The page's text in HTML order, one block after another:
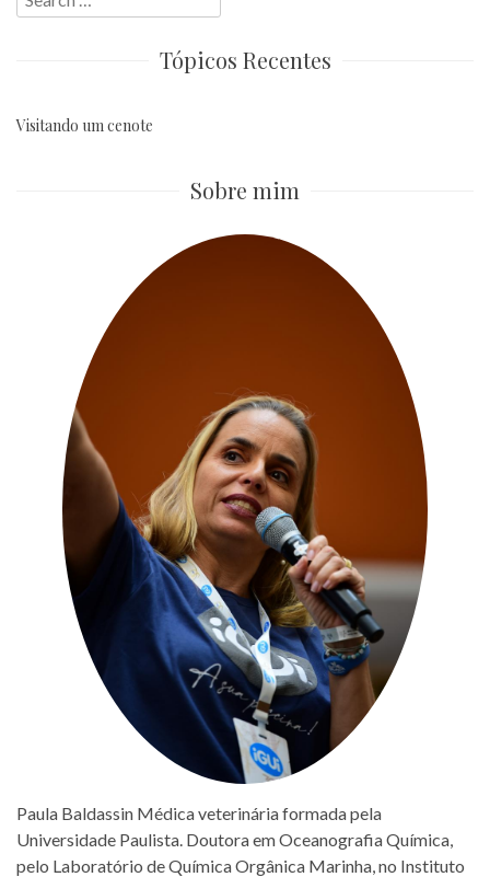
for:
Tópicos Recentes
Visitando um cenote
Sobre mim
Paula Baldassin Médica veterinária formada pela
Universidade Paulista. Doutora em Oceanografia Química,
pelo Laboratório de Química Orgânica Marinha, no Instituto